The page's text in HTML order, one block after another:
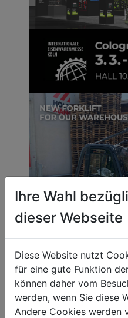
Ihre Wahl
dieser Webseite
Diese Website nutzt
für eine gute Funktion
können daher vom
werden, wenn Sie diese
Andere Cookies werden